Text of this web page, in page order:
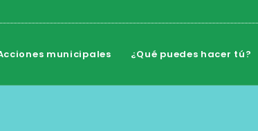
municipales ¿Qué puedes hacer tú?